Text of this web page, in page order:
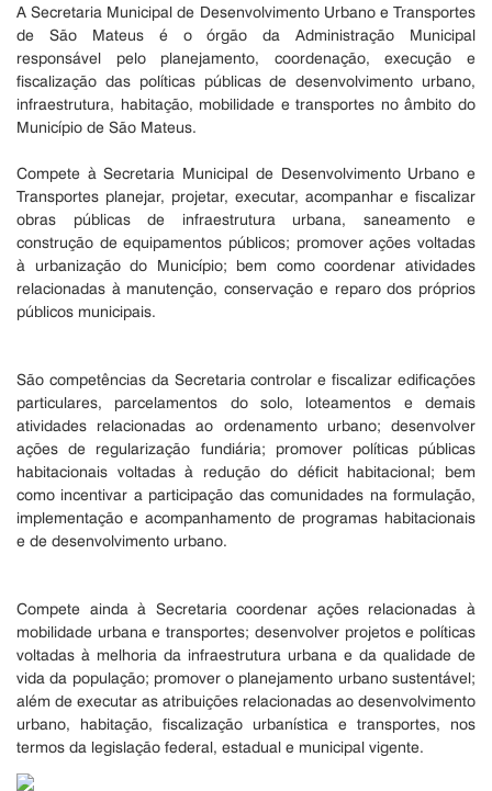
A Secretaria Municipal de Desenvolvimento Urbano e Transportes
de São Mateus é o órgão da Administração Municipal
responsável pelo planejamento, coordenação, execução e
fiscalização das políticas públicas de desenvolvimento urbano,
infraestrutura, habitação, mobilidade e transportes no âmbito do
Município de São Mateus.
Compete à Secretaria Municipal de Desenvolvimento Urbano e
Transportes planejar, projetar, executar, acompanhar e fiscalizar
obras públicas de infraestrutura urbana, saneamento e
construção de equipamentos públicos; promover ações voltadas
à urbanização do Município; bem como coordenar atividades
relacionadas à manutenção, conservação e reparo dos próprios
públicos municipais.
São competências da Secretaria controlar e fiscalizar edificações
particulares, parcelamentos do solo, loteamentos e demais
atividades relacionadas ao ordenamento urbano; desenvolver
ações de regularização fundiária; promover políticas públicas
habitacionais voltadas à redução do déficit habitacional; bem
como incentivar a participação das comunidades na formulação,
implementação e acompanhamento de programas habitacionais
e de desenvolvimento urbano.
Compete ainda à Secretaria coordenar ações relacionadas à
mobilidade urbana e transportes; desenvolver projetos e políticas
voltadas à melhoria da infraestrutura urbana e da qualidade de
vida da população; promover o planejamento urbano sustentável;
além de executar as atribuições relacionadas ao desenvolvimento
urbano, habitação, fiscalização urbanística e transportes, nos
termos da legislação federal, estadual e municipal vigente.